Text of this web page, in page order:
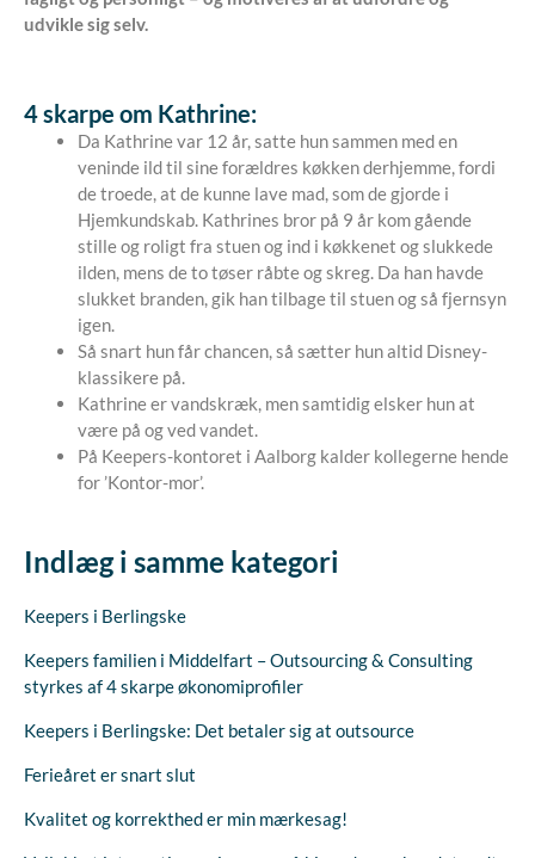
Indlæg i samme kategori
Keepers i Berlingske
Keepers familien i Middelfart – Outsourcing & Consulting
styrkes af 4 skarpe økonomiprofiler
Keepers i Berlingske: Det betaler sig at outsource
Ferieåret er snart slut
Kvalitet og korrekthed er min mærkesag!
udvikle sig selv.
4 skarpe om Kathrine:
Da Kathrine var 12 år, satte hun sammen med en
veninde ild til sine forældres køkken derhjemme, fordi
de troede, at de kunne lave mad, som de gjorde i
Hjemkundskab. Kathrines bror på 9 år kom gående
stille og roligt fra stuen og ind i køkkenet og slukkede
ilden, mens de to tøser råbte og skreg. Da han havde
slukket branden, gik han tilbage til stuen og så fjernsyn
igen.
Så snart hun får chancen, så sætter hun altid Disney-
klassikere på.
Kathrine er vandskræk, men samtidig elsker hun at
være på og ved vandet.
På Keepers-kontoret i Aalborg kalder kollegerne hende
for ’Kontor-mor’.